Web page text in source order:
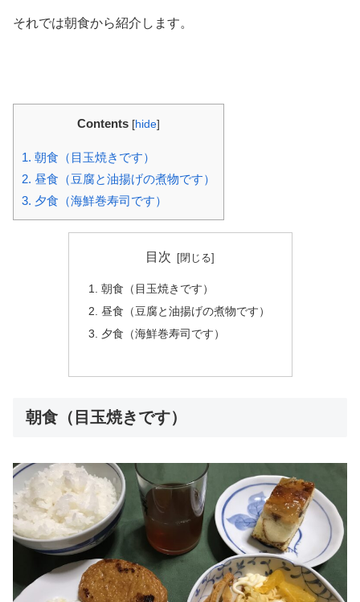
それでは朝食から紹介します。
Contents [hide]
1. 朝食（目玉焼きです）
2. 昼食（豆腐と油揚げの煮物です）
3. 夕食（海鮮巻寿司です）
目次
朝食（目玉焼きです）
昼食（豆腐と油揚げの煮物です）
夕食（海鮮巻寿司です）
朝食（目玉焼きです）